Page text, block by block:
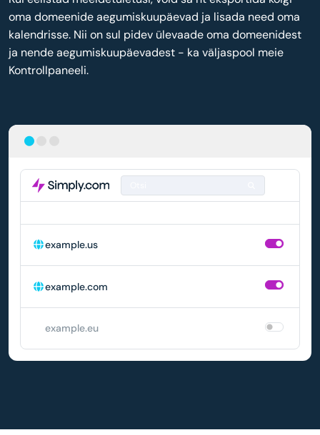
example.us
example.com
example.eu
oma domeenide aegumiskuupäevad ja lisada need oma
kalendrisse. Nii on sul pidev ülevaade oma domeenidest
ja nende aegumiskuupäevadest - ka väljaspool meie
Kontrollpaneeli.